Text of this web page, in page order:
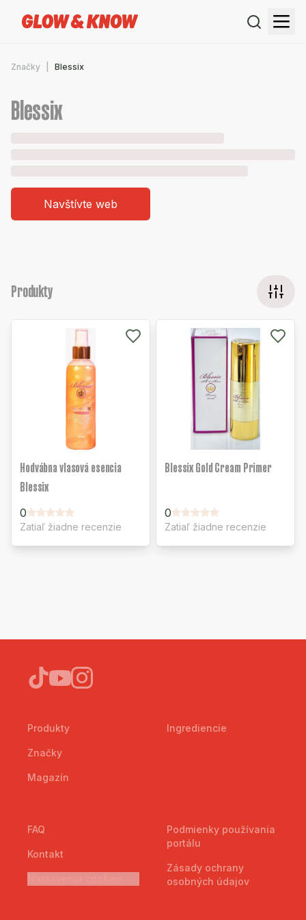
Značky Blessix
Blessix
Navštívte web
Produkty
Hodvábna vlasová esencia
Blessix
0
Zatiaľ žiadne recenzie
Blessix Gold Cream Primer
0
Zatiaľ žiadne recenzie
Produkty
Značky
Magazín
Ingrediencie
FAQ
Kontakt
Podmienky používania
portálu
Zásady ochrany
osobných údajov